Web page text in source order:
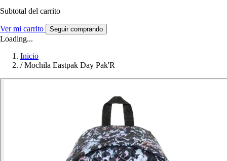
Subtotal del carrito
Ver mi carrito Seguir comprando
Loading...
Inicio
/ Mochila Eastpak Day Pak'R